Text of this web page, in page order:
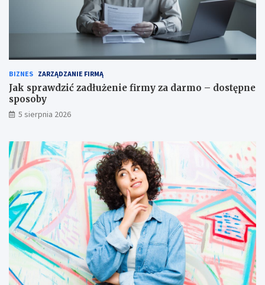
BIZNES ZARZĄDZANIE FIRMĄ
Jak sprawdzić zadłużenie firmy za darmo – dostępne
sposoby
5 sierpnia 2026